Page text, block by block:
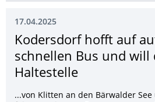
17.04.2025
Kodersdorf hofft auf
schnellen Bus und will
Haltestelle
...von Klitten an den Bärwalder